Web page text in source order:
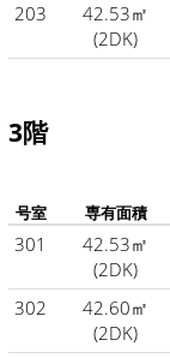
203
42.53㎡
(2DK)
3階
号室 専有面積
301
42.53㎡
(2DK)
302
42.60㎡
(2DK)